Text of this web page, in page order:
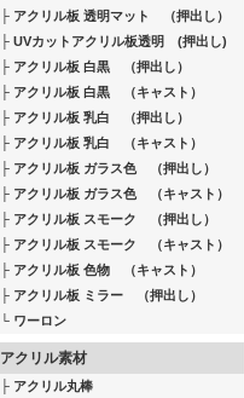
アクリル板 透明マット （押出し）
UVカットアクリル板透明 (押出し)
アクリル板 白黒 （押出し）
アクリル板 白黒 （キャスト）
アクリル板 乳白 （押出し）
アクリル板 乳白 （キャスト）
アクリル板 ガラス色 （押出し）
アクリル板 ガラス色 （キャスト）
アクリル板 スモーク （押出し）
アクリル板 スモーク （キャスト）
アクリル板 色物 （キャスト）
アクリル板 ミラー （押出し）
ワーロン
アクリル素材
アクリル丸棒